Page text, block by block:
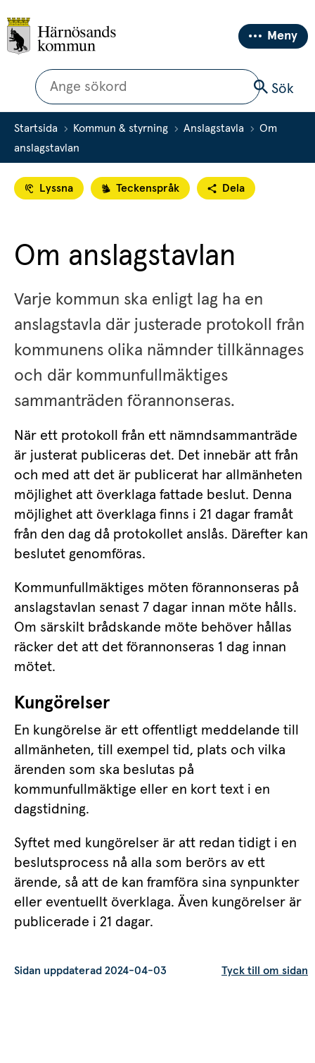
Meny
Sök
Sök
Startsida Kommun & styrning Anslagstavla
Om
anslagstavlan
Lyssna Teckenspråk Dela
Om anslagstavlan
Varje kommun ska enligt lag ha en
anslagstavla där justerade protokoll från
kommunens olika nämnder tillkännages
och där kommunfullmäktiges
sammanträden förannonseras.
När ett protokoll från ett nämndsammanträde
är justerat publiceras det. Det innebär att från
och med att det är publicerat har allmänheten
möjlighet att överklaga fattade beslut. Denna
möjlighet att överklaga finns i 21 dagar framåt
från den dag då protokollet anslås. Därefter kan
beslutet genomföras.
Kommunfullmäktiges möten förannonseras på
anslagstavlan senast 7 dagar innan möte hålls.
Om särskilt brådskande möte behöver hållas
räcker det att det förannonseras 1 dag innan
mötet.
Kungörelser
En kungörelse är ett offentligt meddelande till
allmänheten, till exempel tid, plats och vilka
ärenden som ska beslutas på
kommunfullmäktige eller en kort text i en
dagstidning.
Syftet med kungörelser är att redan tidigt i en
beslutsprocess nå alla som berörs av ett
ärende, så att de kan framföra sina synpunkter
eller eventuellt överklaga. Även kungörelser är
publicerade i 21 dagar.
Sidan uppdaterad 2024-04-03 Tyck till om sidan